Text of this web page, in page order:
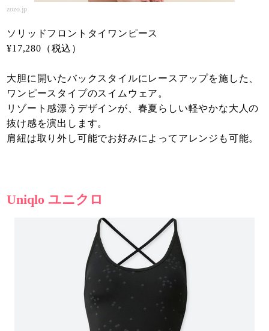
zozo.jp
ソリッドフロントタイワンピース
¥17,280（税込）
大胆に開いたバックスタイルにレースアップを施した、
ワンピースタイプのスイムウェア。
リゾート感漂うデザインが、春夏らしい軽やかな大人の
抜け感を演出します。
肩紐は取り外し可能でお好みによってアレンジも可能。
Uniqlo ユニクロ